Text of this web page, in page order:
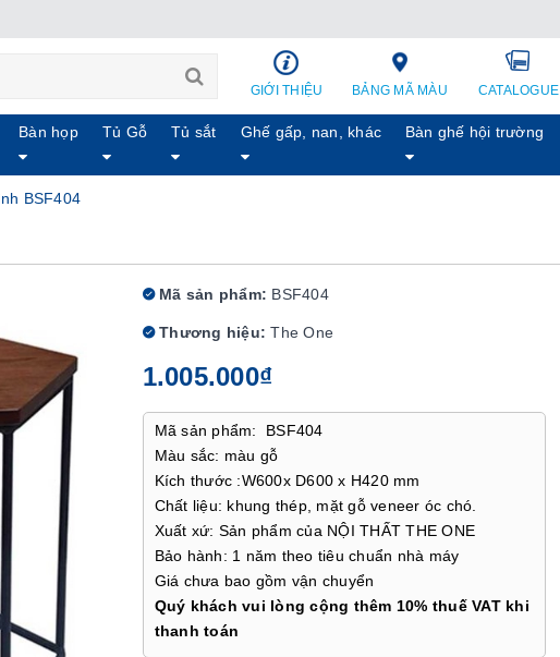
GIỚI THIỆU BẢNG MÃ MÀU CATALOGUE
Bàn họp Tủ Gỗ Tủ sắt Ghế gấp, nan, khác Bàn ghế hội trường
BSF404
Mã sản phẩm: BSF404
Thương hiệu: The One
1.005.000₫
Mã sản phẩm: BSF404
Màu sắc: màu gỗ
Kích thước :W600x D600 x H420 mm
Chất liệu: khung thép, mặt gỗ veneer óc chó.
Xuất xứ: Sản phẩm của NỘI THẤT THE ONE
Bảo hành: 1 năm theo tiêu chuẩn nhà máy
Giá chưa bao gồm vận chuyển
Quý khách vui lòng cộng thêm 10% thuế VAT khi
thanh toán